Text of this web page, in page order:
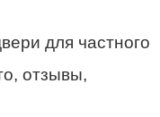
для частного
отзывы,